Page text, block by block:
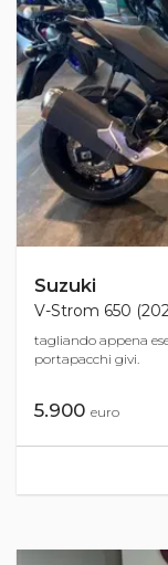
Suzuki
V-Strom 650
tagliando appena
portapacchi givi.
5.900 euro